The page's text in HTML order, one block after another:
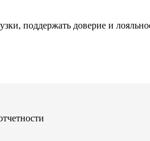
поддержать доверие и